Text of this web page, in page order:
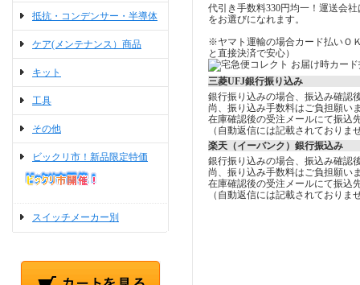
抵抗・コンデンサー・半導体
ケア(メンテナンス）商品
キット
工具
その他
ビックリ市！新品限定特価
スイッチメーカー別
代引き手数料330円均一！運送会
をお選びになれます。
※ヤマト運輸の場合カード払いＯ
と直接決済で安心）
三菱UFJ銀行振り込み
銀行振り込みの場合、振込み確認
尚、振り込み手数料はご負担願い
在庫確認後の受注メールにて振込
（自動返信には記載されておりま
楽天（イーバンク）銀行振込み
銀行振り込みの場合、振込み確認
尚、振り込み手数料はご負担願い
在庫確認後の受注メールにて振込
（自動返信には記載されておりま